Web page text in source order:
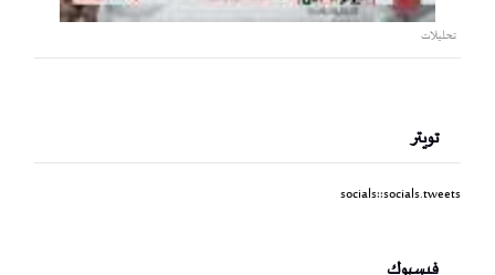
تحليلات
تويتر
socials::socials.tweets
فيسبوك